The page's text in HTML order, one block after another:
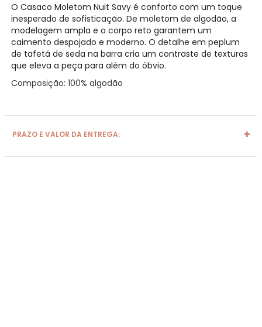
O Casaco Moletom Nuit Savy é conforto com um toque
inesperado de sofisticação. De moletom de algodão, a
modelagem ampla e o corpo reto garantem um
caimento despojado e moderno. O detalhe em peplum
de tafetá de seda na barra cria um contraste de texturas
que eleva a peça para além do óbvio.
Composição: 100% algodão
PRAZO E VALOR DA ENTREGA: